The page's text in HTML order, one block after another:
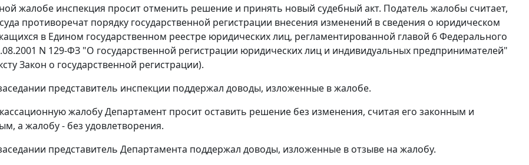
жалобе инспекция просит отменить решение и принять новый судебный акт. Податель жалобы считает,
противоречат порядку государственной регистрации внесения изменений в сведения о юридическом
в Едином государственном реестре юридических лиц, регламентированной главой 6 Федерального
N 129-ФЗ "О государственной регистрации юридических лиц и индивидуальных предпринимателей"
Закон о государственной регистрации).
представитель инспекции поддержал доводы, изложенные в жалобе.
жалобу Департамент просит оставить решение без изменения, считая его законным и
а жалобу - без удовлетворения.
представитель Департамента поддержал доводы, изложенные в отзыве на жалобу.